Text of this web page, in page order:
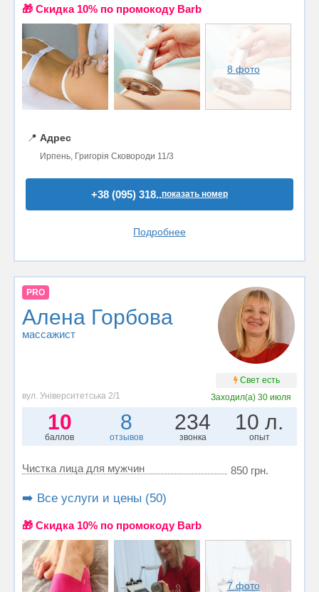
🎁 Cкидка 10% по промокоду Barb
8 фото
📍 Адрес
Ирпень, Григорія Сковороди 11/3
+38 (095) 318..показать номер
Подробнее
PRO
Алена Горбова
массажист
Свет есть
вул. Університетська 2/1
Заходил(а)30 июля
10
баллов
8
отзывов
234
звонка
10 л.
опыт
Чистка лица для мужчин 850 грн.
➡️ Все услуги и цены (50)
🎁 Cкидка 10% по промокоду Barb
7 фото